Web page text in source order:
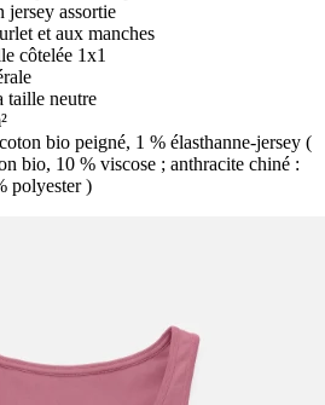
jersey assortie
et aux manches
côtelée 1x1
taille neutre
bio peigné, 1 % élasthanne-jersey (
bio, 10 % viscose ; anthracite chiné :
polyester )